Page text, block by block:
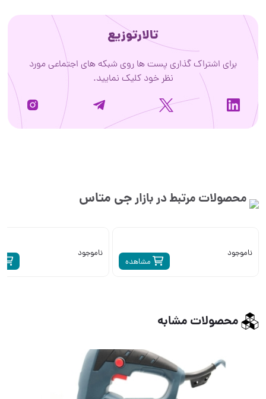
تالارتوزیع
برای اشتراک گذاری پست ها روی شبکه های اجتماعی مورد
نظر خود کلیک نمایید.
محصولات مرتبط در بازارجی متاس
مشاهده
ناموجود ناموجود
محصولات مشابه